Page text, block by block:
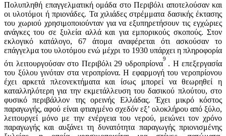
Πολυπληθή επαγγελματική ομάδα στο Περιβόλι αποτελούσαν και
οι υλοτόμοι ή πριονάδες. Τα χιλιάδες στρέμματα δασικής έκτασης
του χωριού χρησιμοποιούνταν για να εξυπηρετήσουν τις εγχώριες
ανάγκες του σε ξυλεία αλλά και για εμπορικούς σκοπούς. Στον
εκλογικό κατάλογο, 67 άτομα αναφέρεται ότι ασκούσαν το
επάγγελμα του υλοτόμου ενώ μέχρι το 1930 υπάρχει η πληροφορία
ότι λειτουργούσαν στο Περιβόλι 29 υδροπρίονα
9
. Η επεξεργασία
του ξύλου γινόταν στα νεροπρίονα. Η εφαρμογή του νεροπρίονου
έχει αρκετά πλεονεκτήματα και ίσως μπορεί να θεωρηθεί η
καταλληλότερη για την εκμετάλλευση του δασικού πλούτου, στο
φυσικό περιβάλλον της ορεινής Ελλάδας. Έχει μικρό κόστος
παραγωγής, αφού είναι φτιαγμένο σχεδόν εξ’ ολοκλήρου από ξύλο,
λειτουργεί μόνο με την ενέργεια του νερού, μειώνει τον χρόνο
παραγωγής και αυξάνει τη δυνατότητα παραγωγής πριονισμένης